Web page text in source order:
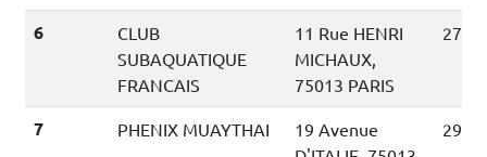
6
CLUB
SUBAQUATIQUE
FRANCAIS
11 Rue HENRI
MICHAUX,
75013 PARIS
270
7 PHENIX MUAYTHAI
19 Avenue
290